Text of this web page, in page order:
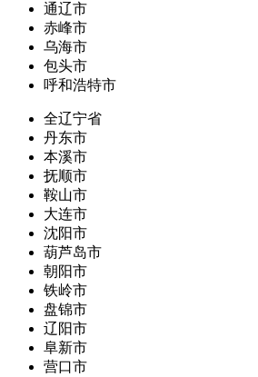
通辽市
赤峰市
乌海市
包头市
呼和浩特市
全辽宁省
丹东市
本溪市
抚顺市
鞍山市
大连市
沈阳市
葫芦岛市
朝阳市
铁岭市
盘锦市
辽阳市
阜新市
营口市